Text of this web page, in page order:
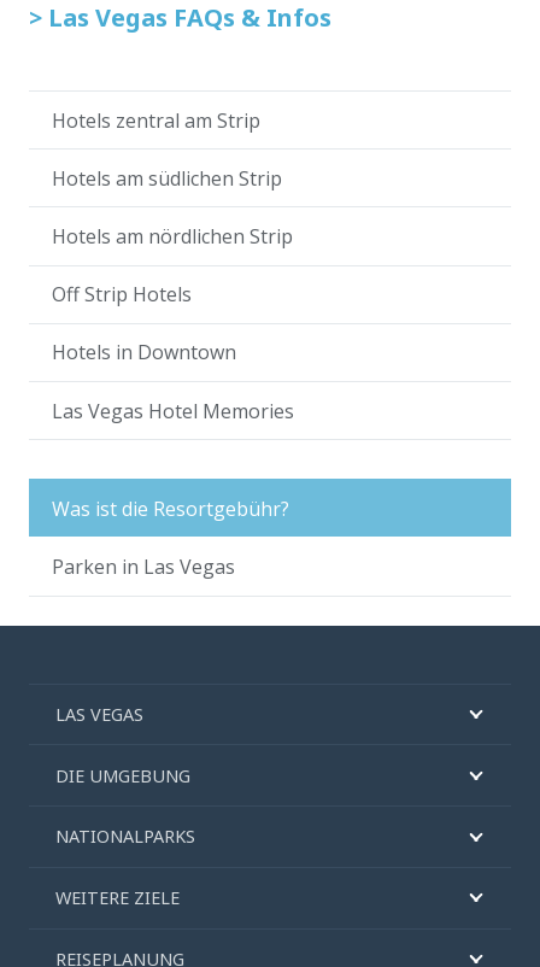
> Las Vegas FAQs & Infos
Hotels zentral am Strip
Hotels am südlichen Strip
Hotels am nördlichen Strip
Off Strip Hotels
Hotels in Downtown
Las Vegas Hotel Memories
Was ist die Resortgebühr?
Parken in Las Vegas
LAS VEGAS
DIE UMGEBUNG
NATIONALPARKS
WEITERE ZIELE
REISEPLANUNG